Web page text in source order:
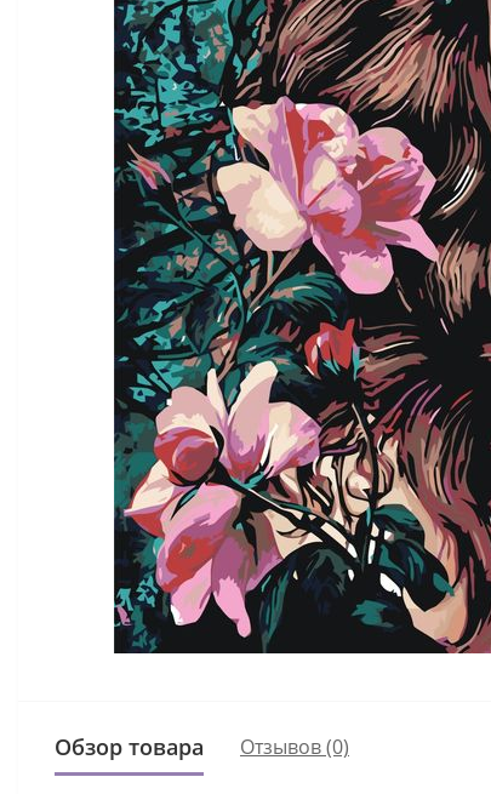
Обзор товара Отзывов (0)